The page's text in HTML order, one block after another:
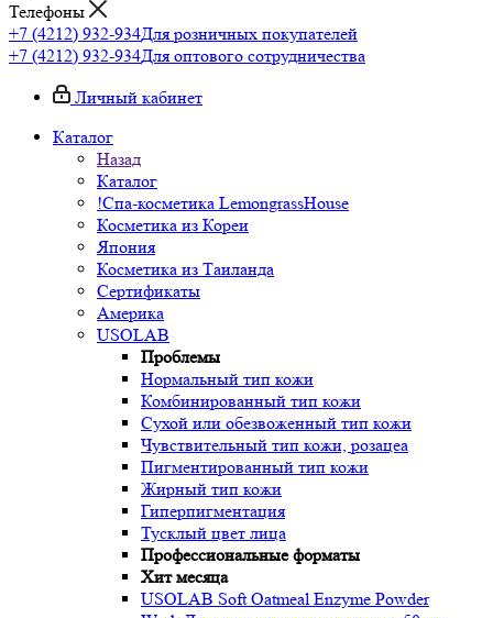
Телефоны
+7 (4212) 932-934Для розничных покупателей
+7 (4212) 932-934Для оптового сотрудничества
Личный кабинет
Каталог
Назад
Каталог
!Спа-косметика LemongrassHouse
Косметика из Кореи
Япония
Косметика из Таиланда
Сертификаты
Америка
USOLAB
Проблемы
Нормальный тип кожи
Комбинированный тип кожи
Сухой или обезвоженный тип кожи
Чувствительный тип кожи, розацеа
Пигментированный тип кожи
Жирный тип кожи
Гиперпигментация
Тусклый цвет лица
Профессиональные форматы
Хит месяца
USOLAB Soft Oatmeal Enzyme Powder